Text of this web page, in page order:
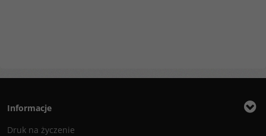
Informacje
Druk na życzenie